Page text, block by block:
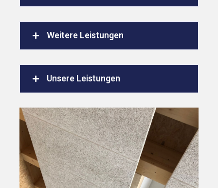
Weitere Leistungen
Unsere Leistungen